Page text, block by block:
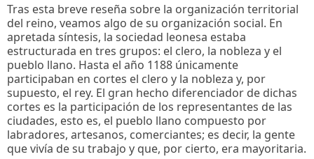
Tras esta breve reseña sobre la organización territorial
del reino, veamos algo de su organización social. En
apretada síntesis, la sociedad leonesa estaba
estructurada en tres grupos: el clero, la nobleza y el
pueblo llano. Hasta el año 1188 únicamente
participaban en cortes el clero y la nobleza y, por
supuesto, el rey. El gran hecho diferenciador de dichas
cortes es la participación de los representantes de las
ciudades, esto es, el pueblo llano compuesto por
labradores, artesanos, comerciantes; es decir, la gente
que vivía de su trabajo y que, por cierto, era mayoritaria.